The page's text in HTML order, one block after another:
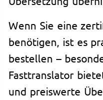
Wenn Sie eine
benötigen, ist es
bestellen –
Fasttranslator
und preiswerte